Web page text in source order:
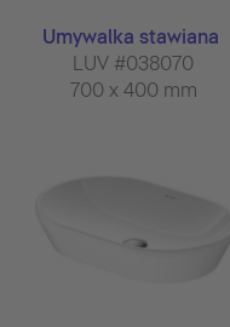
Umywalka stawiana
LUV #038070
700 x 400 mm